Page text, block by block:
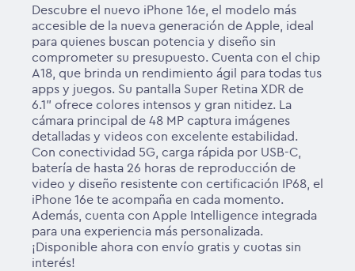
Descubre el nuevo iPhone 16e, el modelo más
accesible de la nueva generación de Apple, ideal
para quienes buscan potencia y diseño sin
comprometer su presupuesto. Cuenta con el chip
A18, que brinda un rendimiento ágil para todas tus
apps y juegos. Su pantalla Super Retina XDR de
6.1" ofrece colores intensos y gran nitidez. La
cámara principal de 48 MP captura imágenes
detalladas y videos con excelente estabilidad.
Con conectividad 5G, carga rápida por USB-C,
batería de hasta 26 horas de reproducción de
video y diseño resistente con certificación IP68, el
iPhone 16e te acompaña en cada momento.
Además, cuenta con Apple Intelligence integrada
para una experiencia más personalizada.
¡Disponible ahora con envío gratis y cuotas sin
interés!